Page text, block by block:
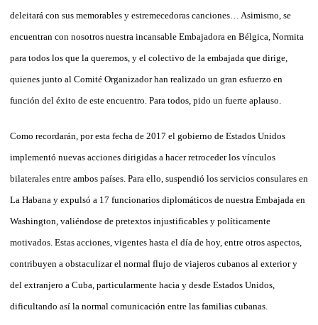
deleitará con sus memorables y estremecedoras canciones… Asimismo, se
encuentran con nosotros nuestra incansable Embajadora en Bélgica, Normita
para todos los que la queremos, y el colectivo de la embajada que dirige,
quienes junto al Comité Organizador han realizado un gran esfuerzo en
función del éxito de este encuentro. Para todos, pido un fuerte aplauso.
Como recordarán, por esta fecha de 2017 el gobierno de Estados Unidos
implementó nuevas acciones dirigidas a hacer retroceder los vínculos
bilaterales entre ambos países. Para ello, suspendió los servicios consulares en
La Habana y expulsó a 17 funcionarios diplomáticos de nuestra Embajada en
Washington, valiéndose de pretextos injustificables y políticamente
motivados. Estas acciones, vigentes hasta el día de hoy, entre otros aspectos,
contribuyen a obstaculizar el normal flujo de viajeros cubanos al exterior y
del extranjero a Cuba, particularmente hacia y desde Estados Unidos,
dificultando así la normal comunicación entre las familias cubanas.